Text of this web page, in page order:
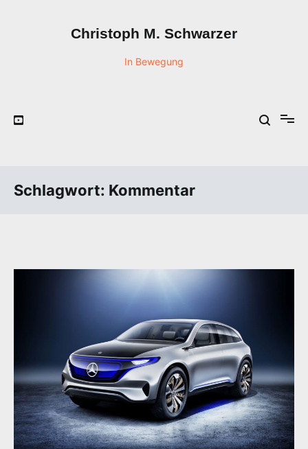
Christoph M. Schwarzer
In Bewegung
Schlagwort: Kommentar